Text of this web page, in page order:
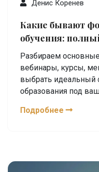
Денис Коренев
Какие бывают
обучения:
дистанционного
Разбираем
вебинары, курсы,
выбрать идеальный
образования под
Подробнее